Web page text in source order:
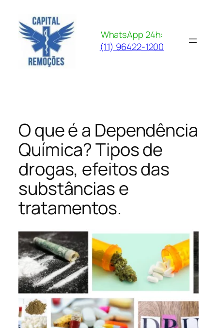
para
conteúdo
WhatsApp 24h:
(11) 96422-1200
O que é a Dependência
Química? Tipos de
drogas, efeitos das
substâncias e
tratamentos.